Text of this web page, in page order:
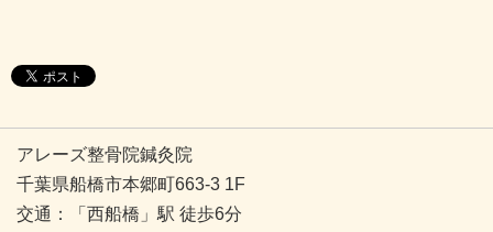
アレーズ整骨院鍼灸院
千葉県船橋市本郷町663-3 1F
交通：「西船橋」駅 徒歩6分